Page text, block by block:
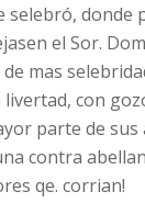
selebró, donde
el Sor.
mas
con
parte de sus
contra
qe. corrian!